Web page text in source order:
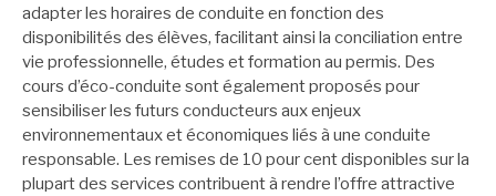
adapter les horaires de conduite en fonction des
disponibilités des élèves, facilitant ainsi la conciliation entre
vie professionnelle, études et formation au permis. Des
cours d’éco-conduite sont également proposés pour
sensibiliser les futurs conducteurs aux enjeux
environnementaux et économiques liés à une conduite
responsable. Les remises de 10 pour cent disponibles sur la
plupart des services contribuent à rendre l’offre attractive